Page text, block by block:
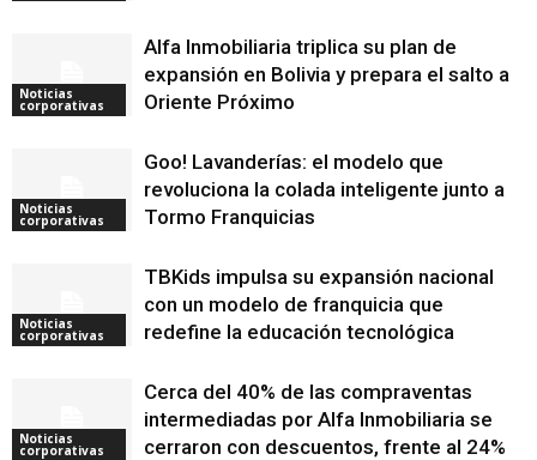
Noticias
corporativas
Alfa Inmobiliaria triplica su plan de
expansión en Bolivia y prepara el salto a
Oriente Próximo
Noticias
corporativas
Goo! Lavanderías: el modelo que
revoluciona la colada inteligente junto a
Tormo Franquicias
Noticias
corporativas
TBKids impulsa su expansión nacional
con un modelo de franquicia que
redefine la educación tecnológica
Noticias
corporativas
Cerca del 40% de las compraventas
intermediadas por Alfa Inmobiliaria se
cerraron con descuentos, frente al 24%